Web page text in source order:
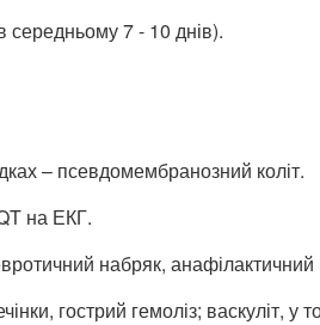
середньому 7 - 10 днів).
– псевдомембранозний коліт.
на ЕКГ.
набряк,
гострий гемоліз; васкуліт,